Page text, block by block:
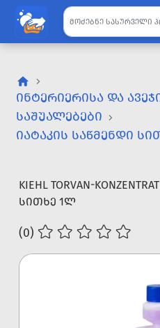
ᲘᲜᲢᲔᲠᲘᲔᲠᲘᲡᲐ ᲓᲐ
ᲡᲐᲨᲣᲐᲚᲔᲑᲔᲑᲘ
ᲘᲐᲢᲐᲙᲘᲡ ᲡᲐᲬᲛᲔᲜᲓᲘ
KIEHL TORVAN-
ᲡᲘᲗᲮᲔ 1Ლ
(0)